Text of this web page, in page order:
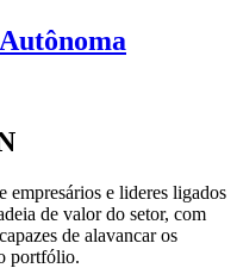
empresários e lideres ligados
de valor do setor, com
de alavancar os
portfólio.